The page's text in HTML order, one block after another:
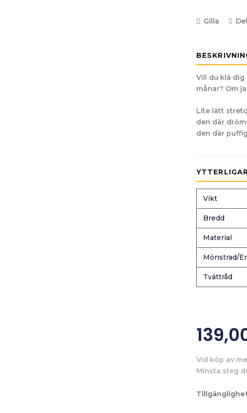
Gilla
Vill du klä
månar? Om
Lite lätt
den där
den där
Vikt
Bredd
Material
Mönstrad/
Tvättråd
Vid köp av
Minsta steg